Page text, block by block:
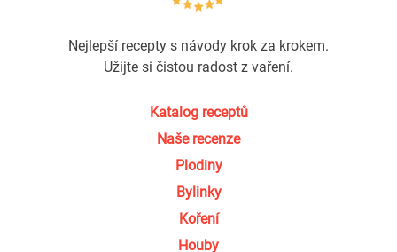
Nejlepší recepty s návody krok za krokem.
Užijte si čistou radost z vaření.
Katalog receptů
Naše recenze
Plodiny
Bylinky
Koření
Houby